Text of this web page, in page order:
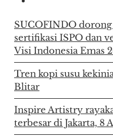
SUCOFINDO
sertifikasi ISPO dan
Visi Indonesia Emas
Tren kopi susu
Blitar
Inspire Artistry
terbesar di Jakarta, 8